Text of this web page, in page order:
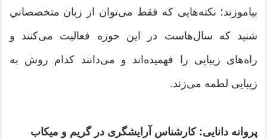
بیاموزند؛ نکته‌هایی که فقط می‌توان از زبان متخصصاني
شنید که سال‌هاست در این حوزه فعالیت می‌کنند و
راه‌های زیبایی را فهمیده‌اند و می‌دانند کدام روش به
زیبایی لطمه می‌زند.
پروانه دانایی: کارشناس آرایشگری در گریم و میکاب